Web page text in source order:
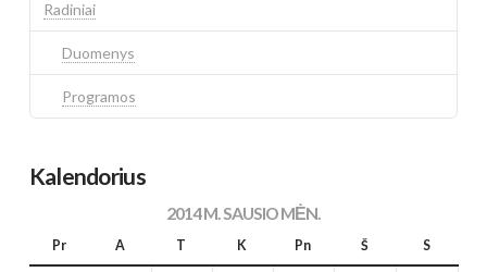
Radiniai
Duomenys
Programos
Kalendorius
2014 M. SAUSIO MĖN.
Pr A T K Pn Š S